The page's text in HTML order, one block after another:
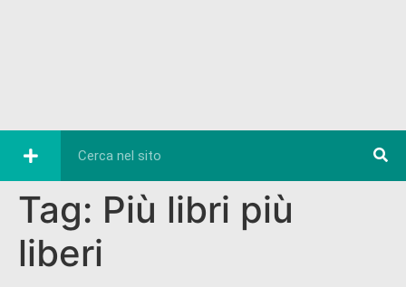
Tag: Più libri più
liberi